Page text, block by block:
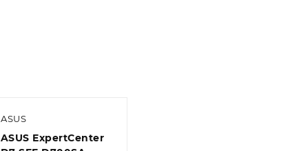
ASUS
ASUS ExpertCenter